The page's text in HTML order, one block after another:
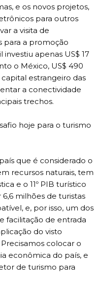
e os novos projetos,
para outros
a visita de
para a promoção
investiu apenas US$ 17
o México, US$ 490
estrangeiro das
a conectividade
trechos.
hoje para o turismo
que é considerado o
recursos naturais, tem
e o 11º PIB turístico
milhões de turistas
e, por isso, um dos
facilitação de entrada
do visto
colocar o
econômica do país, e
de turismo para